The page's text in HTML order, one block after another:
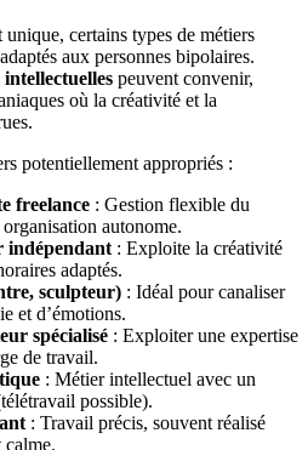
certains types de métiers
aux personnes bipolaires.
peuvent convenir,
où la créativité et la
potentiellement appropriés :
freelance : Gestion flexible du
autonome.
indépendant : Exploite la créativité
adaptés.
sculpteur) : Idéal pour canaliser
et d’émotions.
spécialisé : Exploiter une expertise
de travail.
: Métier intellectuel avec un
possible).
: Travail précis, souvent réalisé
calme.